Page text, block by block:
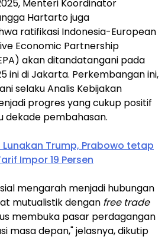
Menteri Koordinator
Hartarto juga
ratifikasi Indonesia-European
Economic Partnership
akan ditandatangani pada
ini di Jakarta. Perkembangan ini,
selaku Analis Kebijakan
progres yang cukup positif
dekade pembahasan.
Lunakan Trump, Prabowo tetap
Impor 19 Persen
mengarah menjadi hubungan
mutualistik dengan free trade
membuka pasar perdagangan
masa depan," jelasnya, dikutip